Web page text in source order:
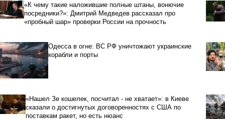
«К чему такие наложившие полные штаны, вонючие
посредники?»: Дмитрий Медведев рассказал про
«пробный шар» проверки России на прочность
Одесса в огне: ВС РФ уничтожают украинские
корабли и порты
«Нашел Зе кошелек, посчитал - не хватает»: в Киеве
сказали о достигнутых договоренностях с США по
поставкам ракет, но есть нюанс